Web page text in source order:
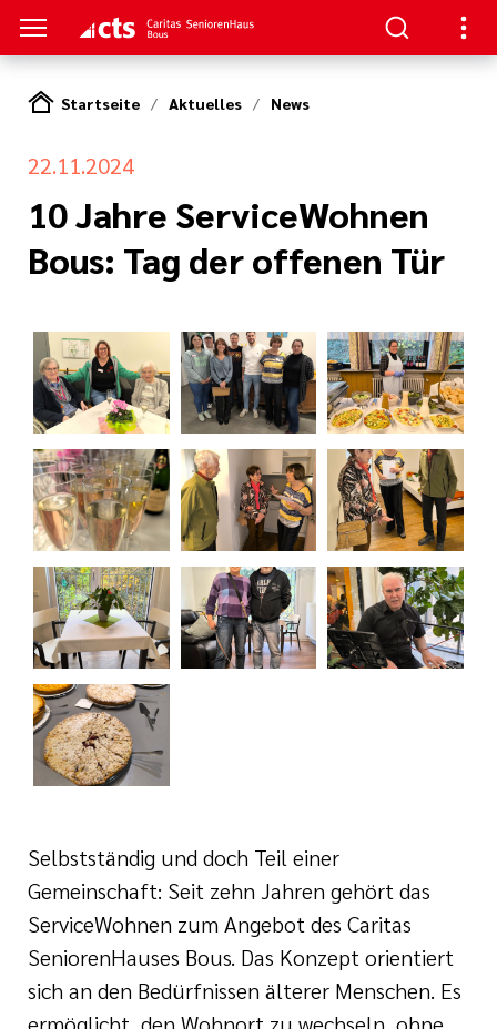
Arbeit
der cts
II
Jahr
Startseite Aktuelles News
22.11.2024
10 Jahre ServiceWohnen
Bous: Tag der offenen Tür
Selbstständig und doch Teil einer
Gemeinschaft: Seit zehn Jahren gehört das
ServiceWohnen zum Angebot des Caritas
SeniorenHauses Bous. Das Konzept orientiert
sich an den Bedürfnissen älterer Menschen. Es